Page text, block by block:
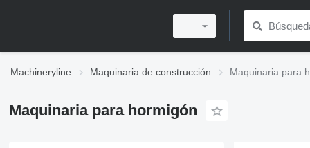
Machineryline Maquinaria de construcción Maquinaria para
Maquinaria para hormigón